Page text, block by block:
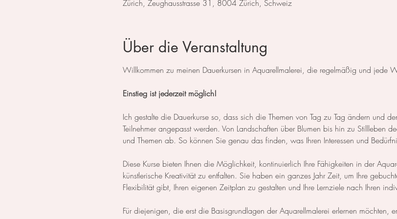
Zürich, Zeughausstrasse 31, 8004 Zürich, Schweiz
Über die Veranstaltung
Willkommen zu meinen Dauerkursen in Aquarellmalerei, die regelmäßig und jede
Einstieg ist jederzeit möglich!
Ich gestalte die Dauerkurse so, dass sich die Themen von Tag zu Tag ändern und
Teilnehmer angepasst werden. Von Landschaften über Blumen bis hin zu Stillleben
und Themen ab. So können Sie genau das finden, was Ihren Interessen und
Diese Kurse bieten Ihnen die Möglichkeit, kontinuierlich Ihre Fähigkeiten in der
künstlerische Kreativität zu entfalten. Sie haben ein ganzes Jahr Zeit, um Ihre
Flexibilität gibt, Ihren eigenen Zeitplan zu gestalten und Ihre Lernziele nach Ihren
Für diejenigen, die erst die Basisgrundlagen der Aquarellmalerei erlernen möchten,